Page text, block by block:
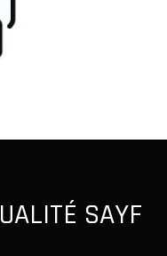
SAYF